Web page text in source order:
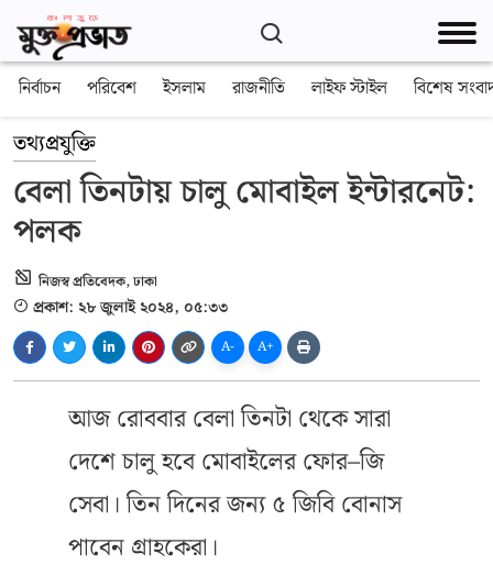
নির্বাচন পরিবেশ ইসলাম রাজনীতি লাইফ স্টাইল বিশেষ
তথ্যপ্রযুক্তি
বেলা তিনটায় চালু মোবাইল ইন্টারনেট:
পলক
নিজস্ব প্রতিবেদক, ঢাকা
প্রকাশ: ২৮ জুলাই ২০২৪, ০৫:৩৩
A- A+
আজ রোববার বেলা তিনটা থেকে সারা
দেশে চালু হবে মোবাইলের ফোর–জি
সেবা। তিন দিনের জন্য ৫ জিবি বোনাস
পাবেন গ্রাহকেরা।